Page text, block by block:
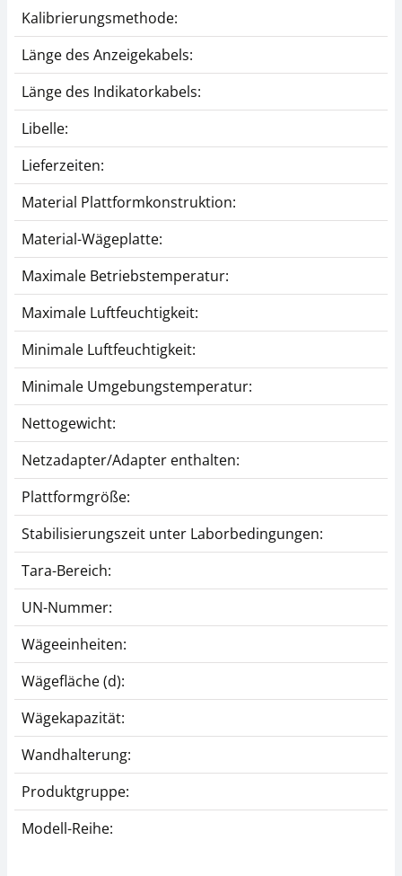
Kalibrierungsmethode:
Länge des Anzeigekabels:
Länge des Indikatorkabels:
Libelle:
Lieferzeiten:
Material Plattformkonstruktion:
Material-Wägeplatte:
Maximale Betriebstemperatur:
Maximale Luftfeuchtigkeit:
Minimale Luftfeuchtigkeit:
Minimale Umgebungstemperatur:
Nettogewicht:
Netzadapter/Adapter enthalten:
Plattformgröße:
Stabilisierungszeit unter Laborbedingungen:
Tara-Bereich:
UN-Nummer:
Wägeeinheiten:
Wägefläche (d):
Wägekapazität:
Wandhalterung:
Produktgruppe:
Modell-Reihe: